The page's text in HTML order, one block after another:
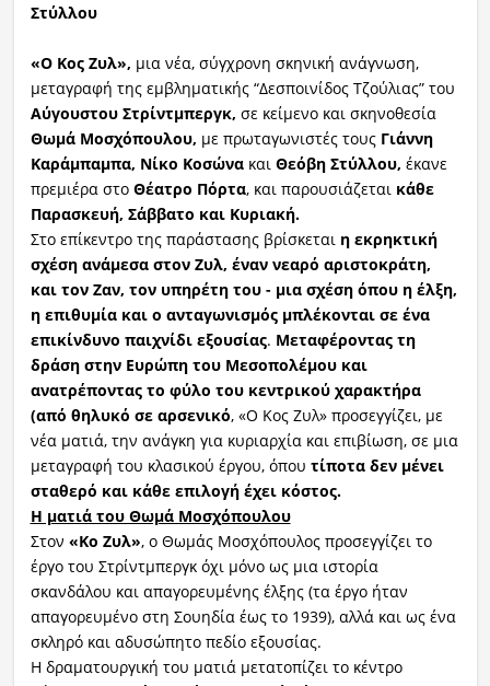
Στύλλου
«Ο Κος Ζυλ», μια νέα, σύγχρονη σκηνική ανάγνωση,
μεταγραφή της εμβληματικής “Δεσποινίδος Τζούλιας” του
Αύγουστου Στρίντμπεργκ, σε κείμενο και σκηνοθεσία
Θωμά Μοσχόπουλου, με πρωταγωνιστές τουςΓιάννη
Καράμπαμπα, Νίκο Κοσώνα και Θεόβη Στύλλου, έκανε
πρεμιέρα στο Θέατρο Πόρτα, και παρουσιάζεται κάθε
Παρασκευή, Σάββατο και Κυριακή.
Στο επίκεντρο της παράστασης βρίσκεται η εκρηκτική
σχέση ανάμεσα στον Ζυλ, έναν νεαρό αριστοκράτη,
και τον Ζαν, τον υπηρέτη του - μια σχέση όπου η έλξη,
η επιθυμία και ο ανταγωνισμός μπλέκονται σε ένα
επικίνδυνο παιχνίδι εξουσίας. Μεταφέροντας τη
δράση στην Ευρώπη του Μεσοπολέμου και
ανατρέποντας το φύλο του κεντρικού χαρακτήρα
(από θηλυκό σε αρσενικό, «Ο Κος Ζυλ» προσεγγίζει, με
νέα ματιά, την ανάγκη για κυριαρχία και επιβίωση, σε μια
μεταγραφή του κλασικού έργου, όπου τίποτα δεν μένει
σταθερό και κάθε επιλογή έχει κόστος.
Η ματιά του Θωμά Μοσχόπουλου
Στον «Κο Ζυλ», ο Θωμάς Μοσχόπουλος προσεγγίζει το
έργο του Στρίντμπεργκ όχι μόνο ως μια ιστορία
σκανδάλου και απαγορευμένης έλξης (τα έργο ήταν
απαγορευμένο στη Σουηδία έως το 1939), αλλά και ως ένα
σκληρό και αδυσώπητο πεδίο εξουσίας.
Η δραματουργική του ματιά μετατοπίζει το κέντρο